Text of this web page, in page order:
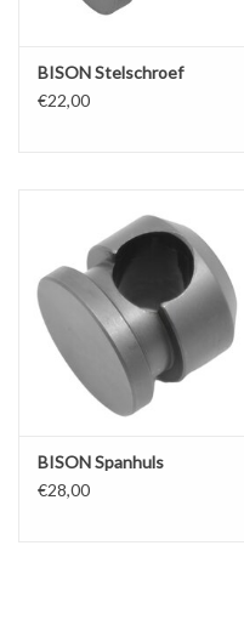
BISON Stelschroef
€22,00
BISON Spanhuls
€28,00